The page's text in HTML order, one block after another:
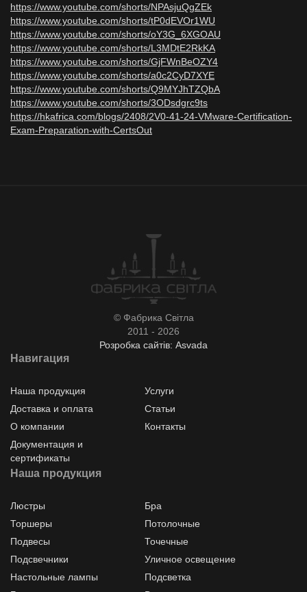
https://www.youtube.com/shorts/NPAsjuQgZEk
https://www.youtube.com/shorts/tP0dEVOr1WU
https://www.youtube.com/shorts/oY3G_6XGOAU
https://www.youtube.com/shorts/L3MDtE2RkKA
https://www.youtube.com/shorts/GjFWnBeOZY4
https://www.youtube.com/shorts/a0c2CyD7XYE
https://www.youtube.com/shorts/Q9MYJhTZQbA
https://www.youtube.com/shorts/3ODsdgrc9ts
https://hkafrica.com/blogs/2408/2V0-41-24-VMware-Certification-
Exam-Preparation-with-CertsOut
© Фабрика Світла
2011 - 2026
Розробка сайтів: Asvada
Навигация
Наша продукция
Услуги
Доставка и оплата
Статьи
О компании
Контакты
Документация и
сертификаты
Наша продукция
Люстры
Бра
Торшеры
Потолочные
Подвесы
Точечные
Подсвечники
Уличное освещение
Настольные лампы
Подсветка